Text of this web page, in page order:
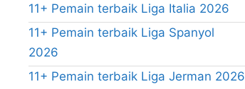
11+ Pemain terbaik Liga Italia 2026
11+ Pemain terbaik Liga Spanyol
2026
11+ Pemain terbaik Liga Jerman 2026